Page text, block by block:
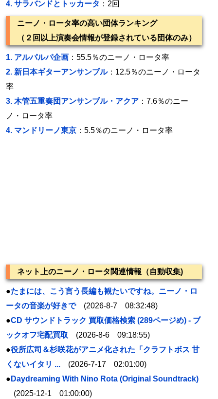
4. サラバンドとトッカータ ：2回
ニーノ・ロータ率の高い団体ランキング
（２回以上演奏会情報が登録されている団体のみ）
1. アルパルパ企画 ：55.5％のニーノ・ロータ率
2. 新日本ギターアンサンブル：12.5％のニーノ・ロータ
率
3. 木管五重奏団アンサンブル・アクア ：7.6％のニー
ノ・ロータ率
4. マンドリーノ東京 ：5.5％のニーノ・ロータ率
ネット上のニーノ・ロータ関連情報（自動収集)
●たまには、こう言う長編も観たいですね。 ニーノ ・ ロ
ータの音楽が好きで(2026-8-7 08:32:48)
●CD サウンドトラック 買取価格検索 (289ページめ) - ブ
ックオフ宅配買取 (2026-8-6 09:18:55)
●役所広司＆杉咲花がアニメ化された「クラフトボス 甘
くないイタリ ... (2026-7-17 02:01:00)
● Daydreaming With Nino Rota (Original Soundtrack)
(2025-12-1 01:00:00)